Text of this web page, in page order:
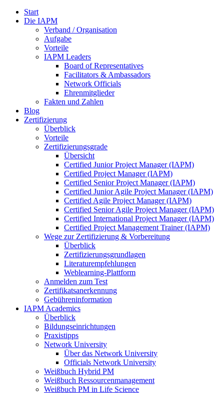
Start
Die IAPM
Verband / Organisation
Aufgabe
Vorteile
IAPM Leaders
Board of Representatives
Facilitators & Ambassadors
Network Officials
Ehrenmitglieder
Fakten und Zahlen
Blog
Zertifizierung
Überblick
Vorteile
Zertifizierungsgrade
Übersicht
Certified Junior Project Manager (IAPM)
Certified Project Manager (IAPM)
Certified Senior Project Manager (IAPM)
Certified Junior Agile Project Manager (IAPM)
Certified Agile Project Manager (IAPM)
Certified Senior Agile Project Manager (IAPM)
Certified International Project Manager (IAPM)
Certified Project Management Trainer (IAPM)
Wege zur Zertifizierung & Vorbereitung
Überblick
Zertifizierungsgrundlagen
Literaturempfehlungen
Weblearning-Plattform
Anmelden zum Test
Zertifikatsanerkennung
Gebühreninformation
IAPM Academics
Überblick
Bildungseinrichtungen
Praxistipps
Network University
Über das Network University
Officials Network University
Weißbuch Hybrid PM
Weißbuch Ressourcenmanagement
Weißbuch PM in Life Science